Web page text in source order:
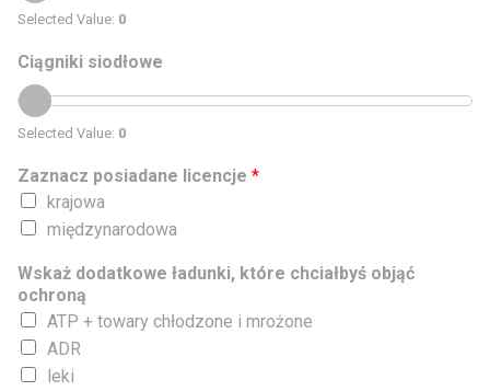
Selected Value: 0
Ciągniki siodłowe
Selected Value: 0
Zaznacz posiadane licencje *
krajowa
międzynarodowa
Wskaż dodatkowe ładunki, które chciałbyś objąć
ochroną
ATP + towary chłodzone i mrożone
ADR
leki